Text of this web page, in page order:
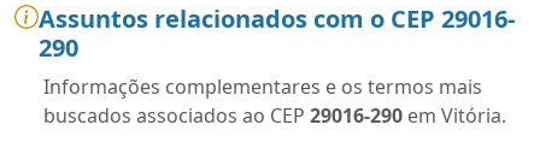
Assuntos relacionados com o CEP 29016-
290
Informações complementares e os termos mais
buscados associados ao CEP 29016-290 em Vitória.